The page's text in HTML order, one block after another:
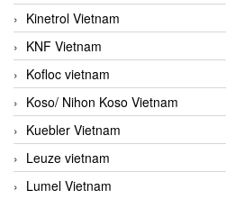
Kinetrol Vietnam
KNF Vietnam
Kofloc vietnam
Koso/ Nihon Koso Vietnam
Kuebler Vietnam
Leuze vietnam
Lumel Vietnam